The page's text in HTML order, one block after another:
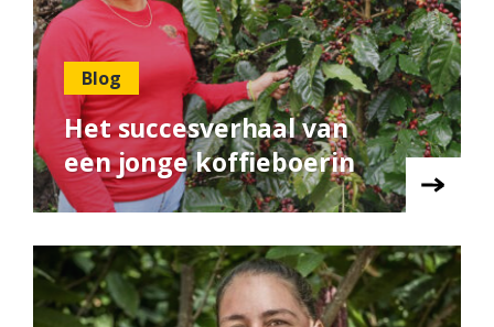
Blog
Het succesverhaal van
een jonge koffieboerin